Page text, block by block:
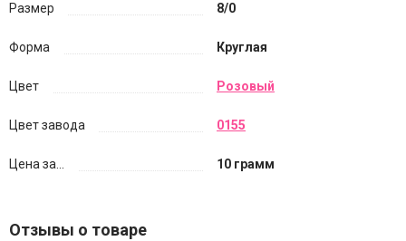
Размер 8/0
Форма Круглая
Цвет Розовый
Цвет завода 0155
Цена за... 10 грамм
Отзывы о товаре